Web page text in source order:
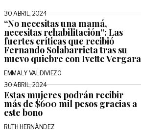
30 ABRIL, 2024
“No necesitas una mamá,
necesitas rehabilitación”: Las
fuertes críticas que recibió
Fernando Solabarrieta tras su
nuevo quiebre con Ivette Vergara
EMMALY VALDIVIEZO
30 ABRIL, 2024
Estas mujeres podrán recibir
más de $600 mil pesos gracias a
este bono
RUTH HERNÁNDEZ